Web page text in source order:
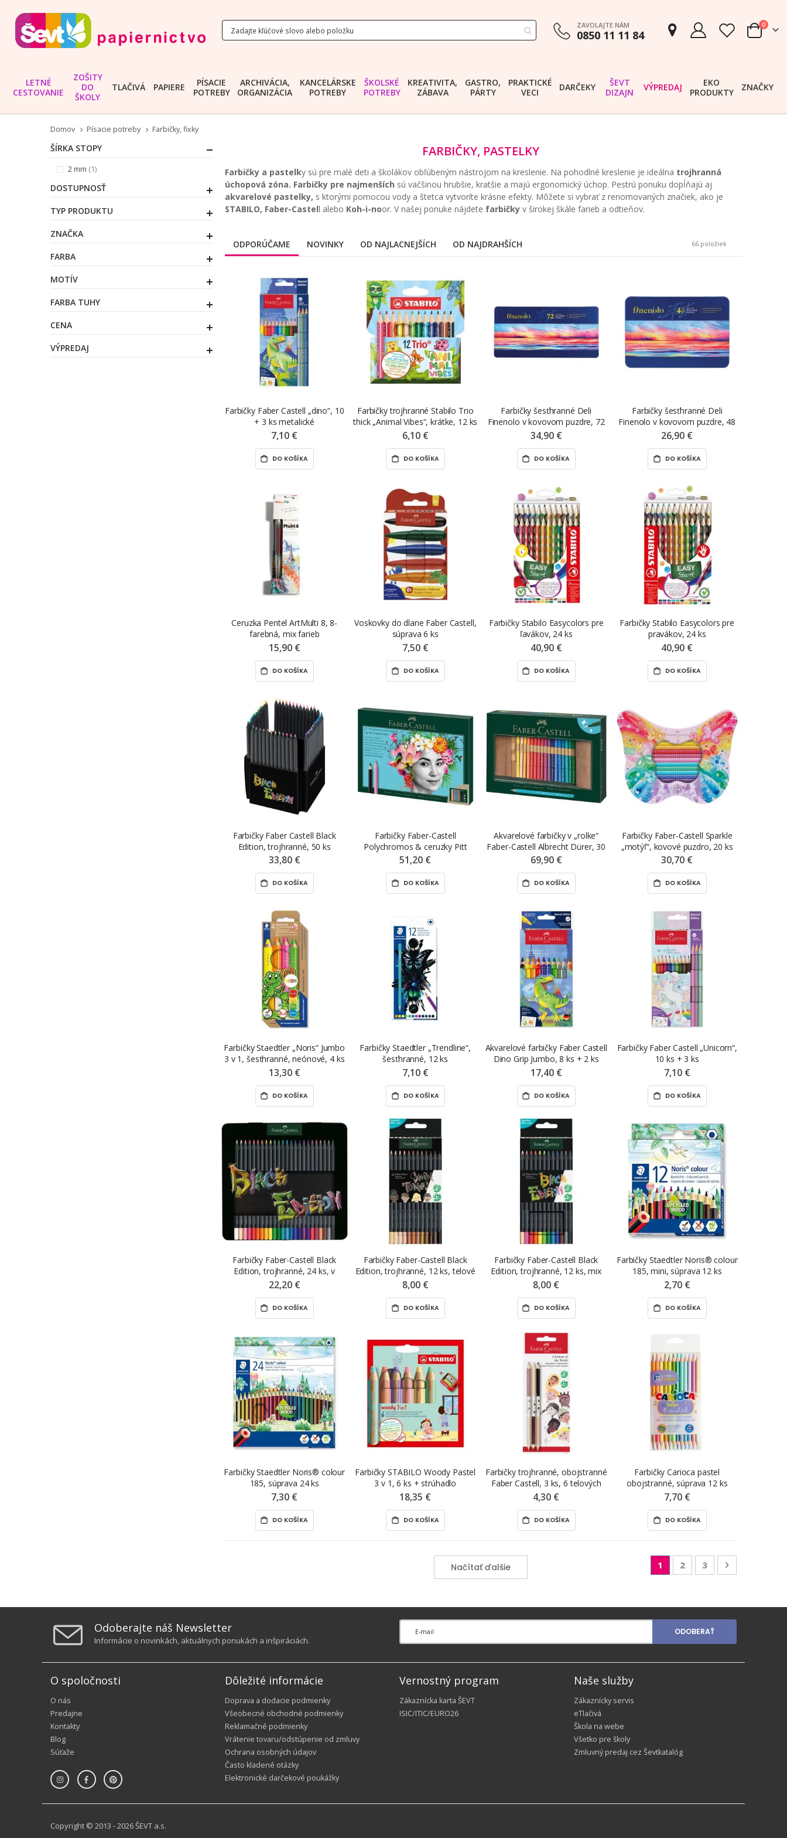
ZAVOLAJTE NÁM
0850 11 11 84 Cart
0
LETNÉ
CESTOVANIE
ZOŠITY
DO
ŠKOLY
TLAČIVÁ PAPIERE
PÍSACIE
POTREBY
ARCHIVÁCIA,
ORGANIZÁCIA
KANCELÁRSKE
POTREBY
ŠKOLSKÉ
POTREBY
KREATIVITA,
ZÁBAVA
GASTRO,
PÁRTY
PRAKTICKÉ
VECI
DARČEKY
ŠEVT
DIZAJN
VÝPREDAJ
EKO
PRODUKTY
ZNAČKY
Domov Písacie potreby Farbičky, fixky
FARBIČKY, PASTELKY
Farbičky a pastelky sú pre malé deti a školákov obľúbeným nástrojom na kreslenie. Na pohodlné kreslenie je ideálna trojhranná
úchopová zóna. Farbičky pre najmenších sú väčšinou hrubšie, kratšie a majú ergonomický úchop. Pestrú ponuku dopĺňajú aj
akvarelové pastelky, s ktorými pomocou vody a štetca vytvoríte krásne efekty. Môžete si vybrať z renomovaných značiek, ako je
STABILO, Faber-Castell alebo Koh-i-noor. V našej ponuke nájdete farbičky v širokej škále farieb a odtieňov.
ODPORÚČAME NOVINKY OD NAJLACNEJŠÍCH OD NAJDRAHŠÍCH 66položiek
Farbičky Faber Castell „dino“, 10
+ 3 ks metalické
7,10 €
DO KOŠÍKA
Farbičky trojhranné Stabilo Trio
thick „Animal Vibes“, krátke, 12 ks
6,10 €
DO KOŠÍKA
Farbičky šesťhranné Deli
Finenolo v kovovom puzdre, 72
ks
34,90 €
DO KOŠÍKA
Farbičky šesťhranné Deli
Finenolo v kovovom puzdre, 48
ks
26,90 €
DO KOŠÍKA
Ceruzka Pentel ArtMulti 8, 8-
farebná, mix farieb
15,90 €
DO KOŠÍKA
Voskovky do dlane Faber Castell,
súprava 6 ks
7,50 €
DO KOŠÍKA
Farbičky Stabilo Easycolors pre
ľavákov, 24 ks
40,90 €
DO KOŠÍKA
Farbičky Stabilo Easycolors pre
pravákov, 24 ks
40,90 €
DO KOŠÍKA
Farbičky Faber Castell Black
Edition, trojhranné, 50 ks
33,80 €
DO KOŠÍKA
Farbičky Faber-Castell
Polychromos & ceruzky Pitt
Matt, 21 ks + guma + strúhadlo
51,20 €
DO KOŠÍKA
Akvarelové farbičky v „rolke“
Faber-Castell Albrecht Dürer, 30
ks
69,90 €
DO KOŠÍKA
Farbičky Faber-Castell Sparkle
„motýľ“, kovové puzdro, 20 ks
30,70 €
DO KOŠÍKA
Farbičky Staedtler „Noris“ Jumbo
3 v 1, šesťhranné, neónové, 4 ks
a strúhadlo
13,30 €
DO KOŠÍKA
Farbičky Staedtler „Trendline“,
šesťhranné, 12 ks
7,10 €
DO KOŠÍKA
Akvarelové farbičky Faber Castell
Dino Grip Jumbo, 8 ks + 2 ks
17,40 €
DO KOŠÍKA
Farbičky Faber Castell „Unicorn“,
10 ks + 3 ks
7,10 €
DO KOŠÍKA
Farbičky Faber-Castell Black
Edition, trojhranné, 24 ks, v
kovovom puzdre
22,20 €
DO KOŠÍKA
Farbičky Faber-Castell Black
Edition, trojhranné, 12 ks, telové
farby
8,00 €
DO KOŠÍKA
Farbičky Faber-Castell Black
Edition, trojhranné, 12 ks, mix
farieb
8,00 €
DO KOŠÍKA
Farbičky Staedtler Noris® colour
185, mini, súprava 12 ks
2,70 €
DO KOŠÍKA
Farbičky Staedtler Noris® colour
185, súprava 24 ks
7,30 €
DO KOŠÍKA
Farbičky STABILO Woody Pastel
3 v 1, 6 ks + strúhadlo
18,35 €
DO KOŠÍKA
Farbičky trojhranné, obojstranné
Faber Castell, 3 ks, 6 telových
farieb
4,30 €
DO KOŠÍKA
Farbičky Carioca pastel
obojstranné, súprava 12 ks
7,70 €
DO KOŠÍKA
Načítať ďalšie
Page
You're currently reading
1 Page
2 Page
3 Page
Nasledujúca
ŠÍRKA STOPY
2 mm 1
položka
DOSTUPNOSŤ
TYP PRODUKTU
ZNAČKA
FARBA
MOTÍV
FARBA TUHY
CENA
VÝPREDAJ
Odoberajte náš Newsletter
Informácie o novinkách, aktuálnych ponukách a inšpiráciách.
ODOBERAŤ
O spoločnosti
O nás
Predajne
Kontakty
Blog
Súťaže
Dôležité informácie
Doprava a dodacie podmienky
Všeobecné obchodné podmienky
Reklamačné podmienky
Vrátenie tovaru/odstúpenie od zmluvy
Ochrana osobných údajov
Často kladené otázky
Elektronické darčekové poukážky
Vernostný program
Zákaznícka karta ŠEVT
ISIC/ITIC/EURO26
Naše služby
Zákaznícky servis
eTlačivá
Škola na webe
Všetko pre školy
Zmluvný predaj cez Ševtkatalóg
Copyright © 2013 - 2026 ŠEVT a.s.